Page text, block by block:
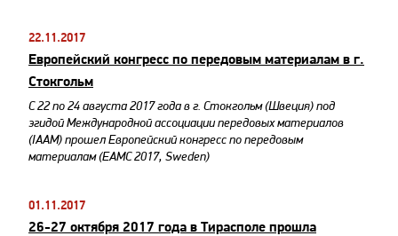
22.11.2017
Европейский конгресс по передовым материалам в г.
Стокгольм
С 22 по 24 августа 2017 года в г. Стокгольм (Швеция) под
эгидой Международной ассоциации передовых материалов
(IAAM) прошел Европейский конгресс по передовым
материалам (EAMC 2017, Sweden)
01.11.2017
26-27 октября 2017 года в Тирасполе прошла